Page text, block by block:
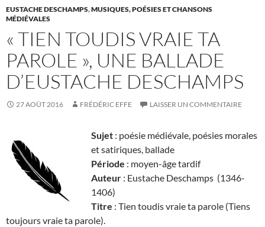
EUSTACHE DESCHAMPS,MUSIQUES, POÉSIES ET CHANSONS
MÉDIÉVALES
« TIEN TOUDIS VRAIE TA
PAROLE », UNE BALLADE
D’EUSTACHE DESCHAMPS
27 AOÛT 2016 FRÉDÉRIC EFFE LAISSER UN COMMENTAIRE
Sujet : poésie médiévale, poésies morales
et satiriques, ballade
Période : moyen-âge tardif
Auteur : Eustache Deschamps (1346-
1406)
Titre : Tien toudis vraie ta parole (Tiens
toujours vraie ta parole).